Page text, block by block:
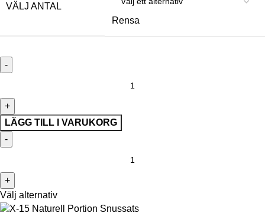
VÄLJ ANTAL
Rensa
LÄGG TILL I VARUKORG
Välj alternativ